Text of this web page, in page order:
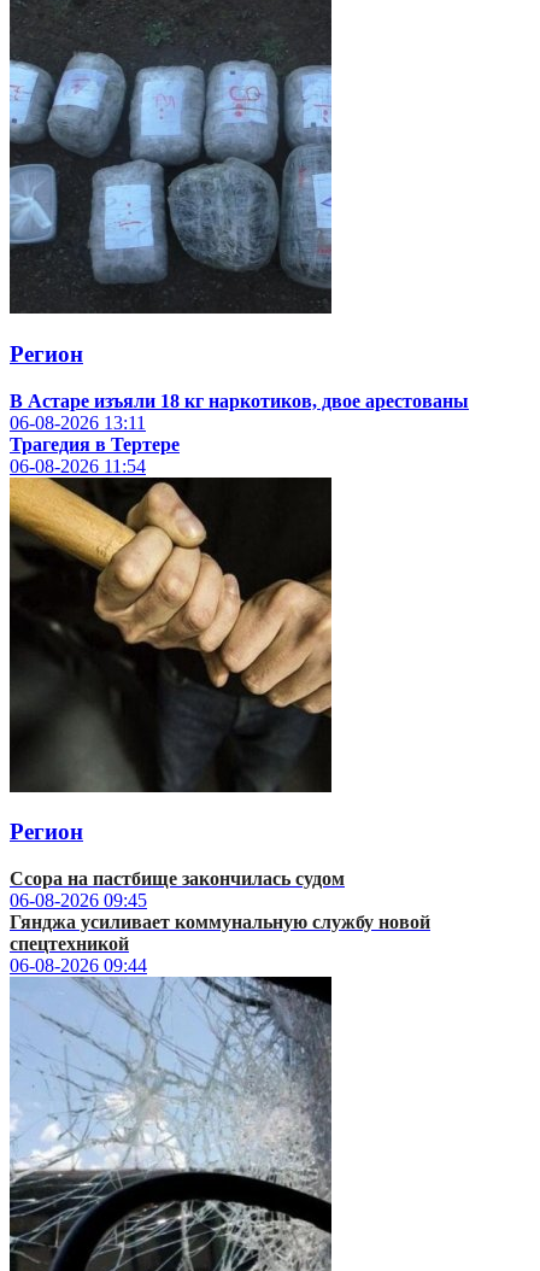
Регион
В Астаре изъяли 18 кг наркотиков, двое арестованы
06-08-2026 13:11
Трагедия в Тертере
06-08-2026 11:54
Регион
Ссора на пастбище закончилась судом
06-08-2026 09:45
Гянджа усиливает коммунальную службу новой
спецтехникой
06-08-2026 09:44